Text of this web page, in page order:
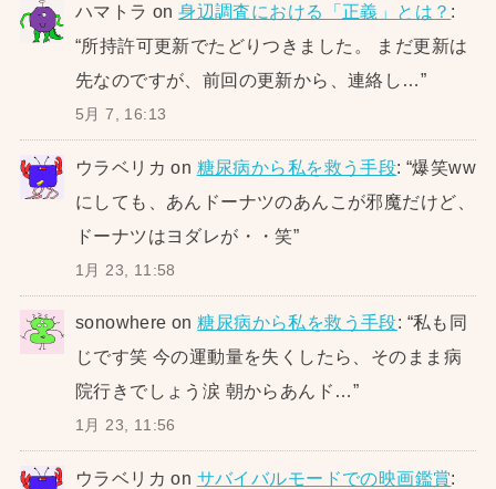
ハマトラ on身辺調査における「正義」とは？ :
“所持許可更新でたどりつきました。 まだ更新は
先なのですが、前回の更新から、連絡し…”
5月 7, 16:13
ウラベリカ on 糖尿病から私を救う手段: “爆笑ww
にしても、あんドーナツのあんこが邪魔だけど、
ドーナツはヨダレが・・笑”
1月 23, 11:58
sonowhere on糖尿病から私を救う手段: “私も同
じです笑 今の運動量を失くしたら、そのまま病
院行きでしょう涙 朝からあんド…”
1月 23, 11:56
ウラベリカ on サバイバルモードでの映画鑑賞: